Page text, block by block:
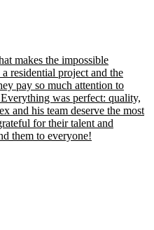
makes the impossible
residential project and the
pay so much attention to
was perfect: quality,
and his team deserve the most
for their talent and
them to everyone!